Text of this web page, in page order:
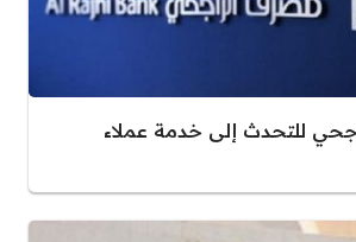
للتحدث إلى خدمة عملاء